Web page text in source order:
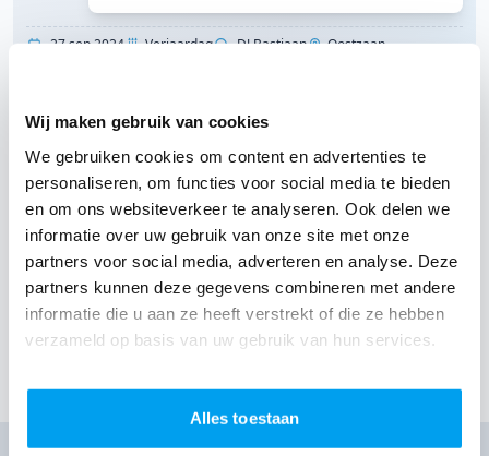
Wij maken gebruik van cookies
We gebruiken cookies om content en advertenties te
personaliseren, om functies voor social media te bieden
en om ons websiteverkeer te analyseren. Ook delen we
informatie over uw gebruik van onze site met onze
partners voor social media, adverteren en analyse. Deze
partners kunnen deze gegevens combineren met andere
informatie die u aan ze heeft verstrekt of die ze hebben
verzameld op basis van uw gebruik van hun services.
Alles toestaan
27 sep 2024 Verjaardag DJ Bastiaan
Oostzaan
"........."
9 / 10
(Onze klant heeft geen nadere toelichting
geschreven)- Cindy
21 sep 2024 Bruiloft DJ Bastiaan
Nieuw-Vennep
De Kelder Van De Koster